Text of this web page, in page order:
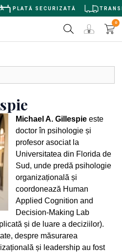
PLATĂ SECURIZATĂ
0
Michael A. Gillespie este
doctor în psihologie și
profesor asociat la
Universitatea din Florida de
Sud, unde predă psihologie
organizațională și
coordonează Human
Applied Cognition and
Decision-Making Lab
și de luare a deciziilor).
despre măsurarea
și leadership au fost